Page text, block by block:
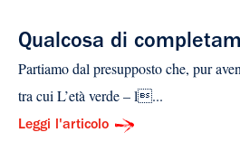
Qualcosa di
Partiamo dal presupposto che, pur
tra cui L’età verde – l...
Leggi l'articolo